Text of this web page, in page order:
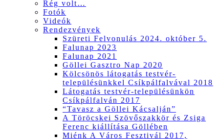
Rég volt…
Fotók
Videók
Rendezvények
Szüreti Felvonulás 2024. október 5.
Falunap 2023
Falunap 2021
Göllei Gasztro Nap 2020
Kölcsönös látogatás testvér-
településünkkel Csíkpálfalvával 2018
Látogatás testvér-településünkön
Csíkpálfalván 2017
“Tavasz a Göllei Kácsalján”
A Töröcskei Szövőszakkör és Zsiga
Ferenc kiállítása Göllében
Miénk A Város Fesztivál 2017,